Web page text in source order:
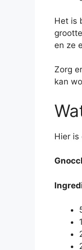
Het is
en ze
Zorg
kan
Hier is